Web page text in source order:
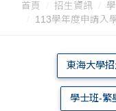
首頁 招生資訊
113學年度申請入
東海大學
學士班-繁